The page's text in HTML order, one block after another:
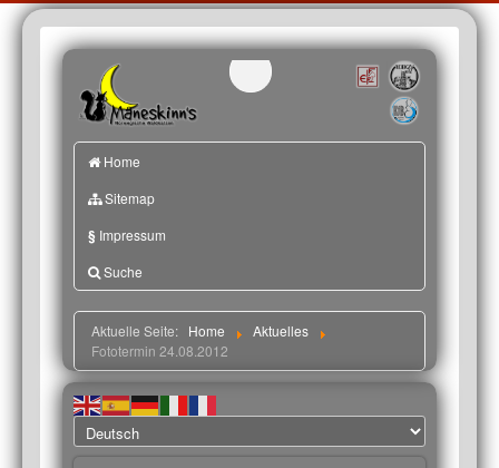
Home
Sitemap
§ Impressum
Suche
Aktuelle Seite: Home
Aktuelles
Fototermin 24.08.2012